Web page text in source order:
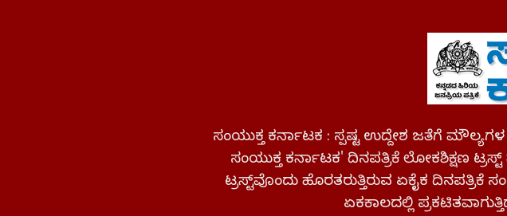
ಸಂಯುಕ್ತ ಕರ್ನಾಟಕ : ಸ್ಪಷ್ಟ ಉದ್ದೇಶ ಜತೆಗೆ
ಸಂಯುಕ್ತ ಕರ್ನಾಟಕ' ದಿನಪತ್ರಿಕೆ ಲೋಕಶಿಕ್ಷಣ
ಟ್ರಸ್ಟ್‌ವೊಂದು ಹೊರತರುತ್ತಿರುವ ಏಕೈಕ ದಿನಪತ್ರಿಕೆ
ಏಕಕಾಲದಲ್ಲಿ